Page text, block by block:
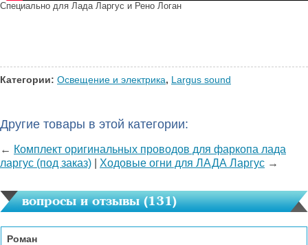
Специально для Лада Ларгус и Рено Логан
Категории: Освещение и электрика, Largus sound
Другие товары в этой категории:
← Комплект оригинальных проводов для фаркопа лада
ларгус (под заказ)
Ходовые огни для ЛАДА Ларгус →
вопросы и отзывы (131)
Роман